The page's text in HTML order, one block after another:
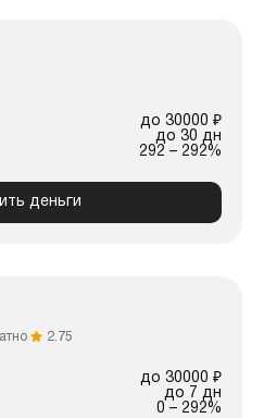
до 30000 ₽
до 30 дн
292 – 292%
деньги
2.75
до 30000 ₽
до 7 дн
0 – 292%